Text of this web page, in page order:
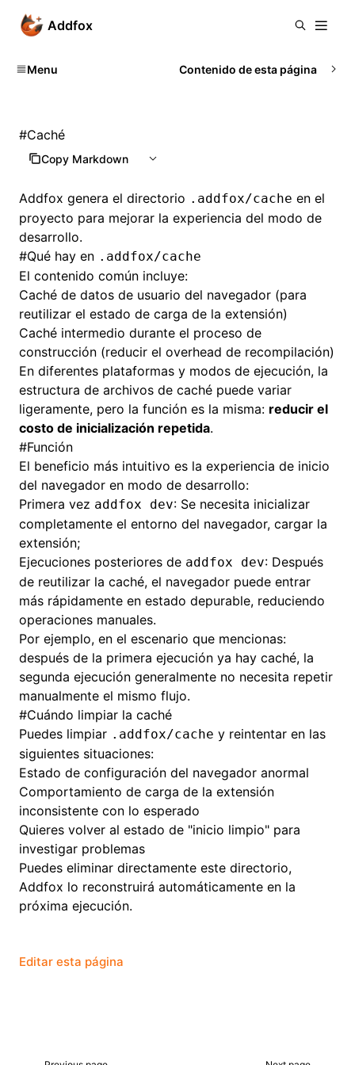
Addfox
Menu Contenido de esta página
#Caché
Copy Markdown
Addfox genera el directorio .addfox/cache en el
proyecto para mejorar la experiencia del modo de
desarrollo.
#Qué hay en .addfox/cache
El contenido común incluye:
Caché de datos de usuario del navegador (para
reutilizar el estado de carga de la extensión)
Caché intermedio durante el proceso de
construcción (reducir el overhead de recompilación)
En diferentes plataformas y modos de ejecución, la
estructura de archivos de caché puede variar
ligeramente, pero la función es la misma: reducir el
costo de inicialización repetida.
#Función
El beneficio más intuitivo es la experiencia de inicio
del navegador en modo de desarrollo:
Primera vez addfox dev: Se necesita inicializar
completamente el entorno del navegador, cargar la
extensión;
Ejecuciones posteriores de addfox dev: Después
de reutilizar la caché, el navegador puede entrar
más rápidamente en estado depurable, reduciendo
operaciones manuales.
Por ejemplo, en el escenario que mencionas:
después de la primera ejecución ya hay caché, la
segunda ejecución generalmente no necesita repetir
manualmente el mismo flujo.
#Cuándo limpiar la caché
Puedes limpiar .addfox/cache y reintentar en las
siguientes situaciones:
Estado de configuración del navegador anormal
Comportamiento de carga de la extensión
inconsistente con lo esperado
Quieres volver al estado de "inicio limpio" para
investigar problemas
Puedes eliminar directamente este directorio,
Addfox lo reconstruirá automáticamente en la
próxima ejecución.
Editar esta página